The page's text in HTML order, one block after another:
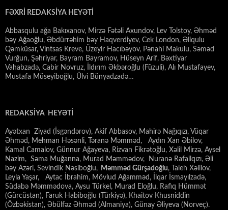
FƏXRİ REDAKSİYA HEYƏTİ
Abbasqulu ağa Bakıxanov, Mirzə Fətəli Axundov, Lev Tolstoy, Əhməd
bəy Ağaoğlu, Əbdürrəhim bəy Haqverdiyev, Cek London, Əliqulu
Qəmküsar, Vintsas Kreve, Üzeyir Hacıbəyov, Pənahi Makulu, Səməd
Vurğun, Şəhriyar, Bayram Bayramov, Hüseyn Arif, Bəxtiyar
Vahabzadə, Cabir Novruz, İldırım Əkbəroğlu (Füzuli), Alı Mustafayev,
Mustafa Müseyiboğlu, Ülvi Bünyadzadə…
REDAKSİYA HEYƏTİ
Ayətxan Ziyad (İsgəndərov), Akif Abbasov, Mahirə Nağıqızı, Vüqar
Əhməd, Mehman Həsənli, Təranə Məmməd, Aydın Xan Əbilov,
Kamal Camalov, Günnur Ağayeva, Rizvan Fikrətoğlu, Xəlil Mirzə, Aysel
Nazim, Səma Muğanna, Murad Məmmədov, Nuranə Rafailqızı, Əli
bəy Azəri, Sevindik Nəsiboğlu, Məmməd Gürşadoğlu, Taleh Xəlilov,
Leyla Yaşar, Aytac İbrahim, Mövlud Ağamməd, İlqar İsmayılzadə,
Südabə Məmmədova, Aysu Türkel, Murad Eloğlu, Rafiq Hümmət
(Gürcüstan), Faruk Habiboğlu (Türkiyə), Khaitov Khusniddin
(Özbəkistan), Əbülfəz Əhməd (Almaniya), Günay Əliyeva (Norveç).